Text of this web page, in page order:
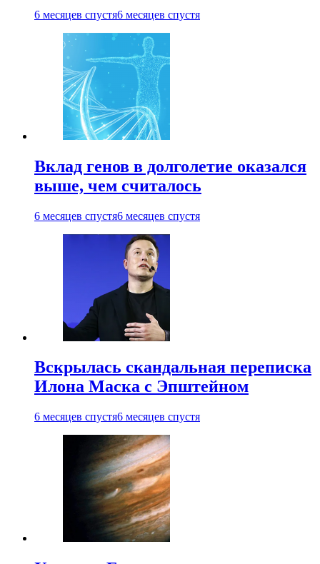
6 месяцев спустя6 месяцев спустя
Вклад генов в долголетие оказался
выше, чем считалось
6 месяцев спустя6 месяцев спустя
Вскрылась скандальная переписка
Илона Маска с Эпштейном
6 месяцев спустя6 месяцев спустя